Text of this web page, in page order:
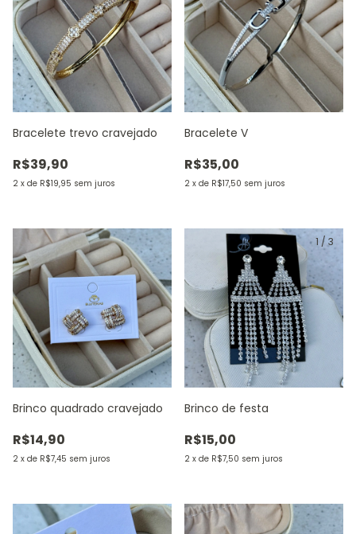
Bracelete trevo cravejado
R$39,90
2 x de R$19,95 sem juros
Bracelete V
R$35,00
2 x de R$17,50 sem juros
Brinco quadrado cravejado
R$14,90
2 x de R$7,45 sem juros
1 / 3
Brinco de festa
R$15,00
2 x de R$7,50 sem juros